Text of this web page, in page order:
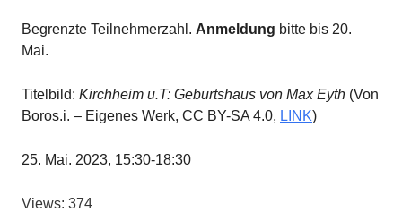
Begrenzte Teilnehmerzahl. Anmeldung bitte bis 20.
Mai.
Titelbild: Kirchheim u.T: Geburtshaus von Max Eyth (Von
Boros.i. – Eigenes Werk, CC BY-SA 4.0, LINK)
25. Mai. 2023, 15:30-18:30
Views: 374